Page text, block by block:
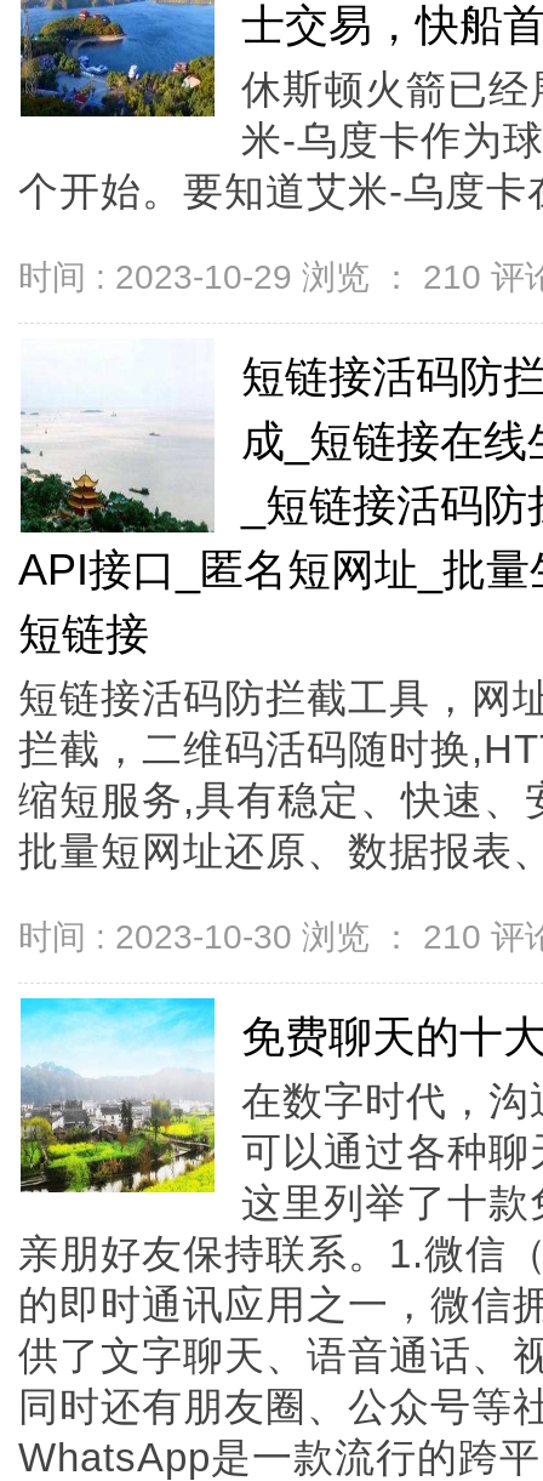
士交易，快船
休斯顿火箭已
米-乌度卡作为
个开始。要知道艾米-乌度卡
时间 : 2023-10-29 浏览 ： 210 评
短链接活码防
成_短链接在
_短链接活码
API接口_匿名短网址_批
短链接
短链接活码防拦截工具，网
拦截，二维码活码随时换
缩短服务,具有稳定、快速
批量短网址还原、数据报表
时间 : 2023-10-30 浏览 ： 210 评
免费聊天的十
在数字时代，
可以通过各种
这里列举了十
亲朋好友保持联系。1.微信
的即时通讯应用之一，微信
供了文字聊天、语音通话、
同时还有朋友圈、公众号等
WhatsApp是一款流行的跨